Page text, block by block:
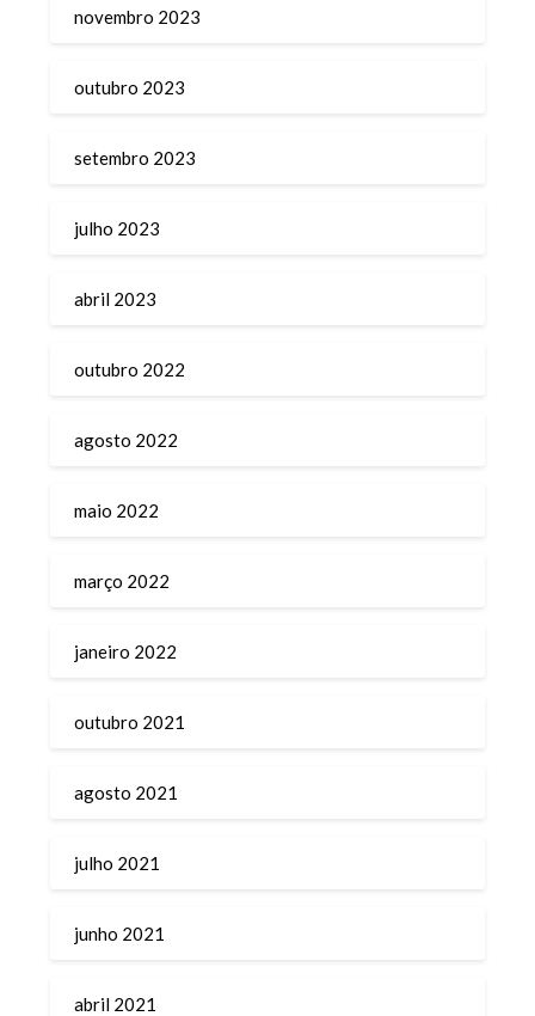
novembro 2023
outubro 2023
setembro 2023
julho 2023
abril 2023
outubro 2022
agosto 2022
maio 2022
março 2022
janeiro 2022
outubro 2021
agosto 2021
julho 2021
junho 2021
abril 2021